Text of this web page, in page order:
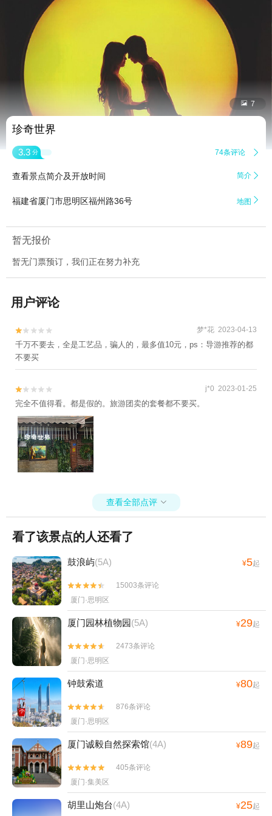
 7
珍奇世界
3.3 分 74条评论 
查看景点简介及开放时间 简介 
福建省厦门市思明区福州路36号 地图 
暂无报价
暂无门票预订，我们正在努力补充
用户评论

 梦*花 2023-04-13
千万不要去，全是工艺品，骗人的，最多值10元，ps：导游推荐的都
不要买

 j*0 2023-01-25
完全不值得看。都是假的。旅游团卖的套餐都不要买。
查看全部点评 
看了该景点的人还看了
鼓浪屿(5A) ¥5起


15003条评论
厦门·思明区
厦门园林植物园(5A) ¥29起


2473条评论
厦门·思明区
钟鼓索道 ¥80起


876条评论
厦门·思明区
厦门诚毅自然探索馆(4A) ¥89起


405条评论
厦门·集美区
胡里山炮台(4A) ¥25起